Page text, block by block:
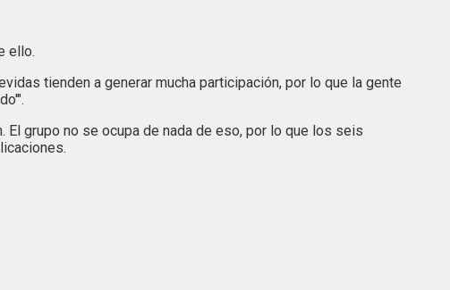
ello.
tienden a generar mucha participación, por lo que la gente
grupo no se ocupa de nada de eso, por lo que los seis